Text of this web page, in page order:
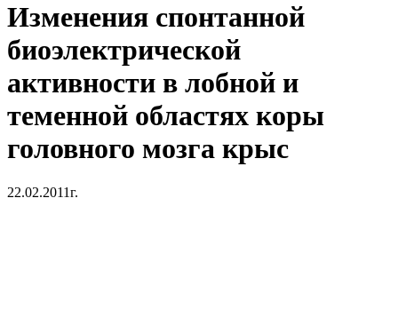
Изменения спонтанной
биоэлектрической
активности в лобной и
теменной областях коры
головного мозга крыс
22.02.2011г.